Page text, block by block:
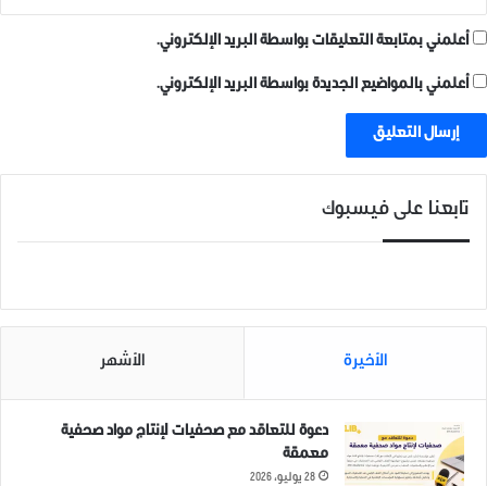
أعلمني بمتابعة التعليقات بواسطة البريد الإلكتروني.
أعلمني بالمواضيع الجديدة بواسطة البريد الإلكتروني.
تابعنا على فيسبوك
الأخيرة الأشهر
دعوة للتعاقد مع صحفيات لإنتاج مواد صحفية
معمقة
28 يوليو، 2026